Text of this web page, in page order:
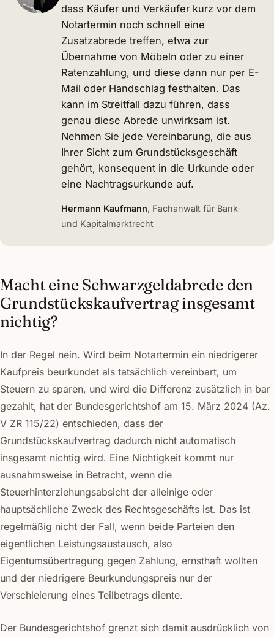
dass Käufer und Verkäufer kurz vor dem
Notartermin noch schnell eine
Zusatzabrede treffen, etwa zur
Übernahme von Möbeln oder zu einer
Ratenzahlung, und diese dann nur per E-
Mail oder Handschlag festhalten. Das
kann im Streitfall dazu führen, dass
genau diese Abrede unwirksam ist.
Nehmen Sie jede Vereinbarung, die aus
Ihrer Sicht zum Grundstücksgeschäft
gehört, konsequent in die Urkunde oder
eine Nachtragsurkunde auf.
Hermann Kaufmann, Fachanwalt für Bank-
und Kapitalmarktrecht
Macht eine Schwarzgeldabrede den
Grundstückskaufvertrag insgesamt
nichtig?
In der Regel nein. Wird beim Notartermin ein niedrigerer
Kaufpreis beurkundet als tatsächlich vereinbart, um
Steuern zu sparen, und wird die Differenz zusätzlich in bar
gezahlt, hat der Bundesgerichtshof am 15. März 2024 (Az.
V ZR 115/22) entschieden, dass der
Grundstückskaufvertrag dadurch nicht automatisch
insgesamt nichtig wird. Eine Nichtigkeit kommt nur
ausnahmsweise in Betracht, wenn die
Steuerhinterziehungsabsicht der alleinige oder
hauptsächliche Zweck des Rechtsgeschäfts ist. Das ist
regelmäßig nicht der Fall, wenn beide Parteien den
eigentlichen Leistungsaustausch, also
Eigentumsübertragung gegen Zahlung, ernsthaft wollten
und der niedrigere Beurkundungspreis nur der
Verschleierung eines Teilbetrags diente.
Der Bundesgerichtshof grenzt sich damit ausdrücklich von